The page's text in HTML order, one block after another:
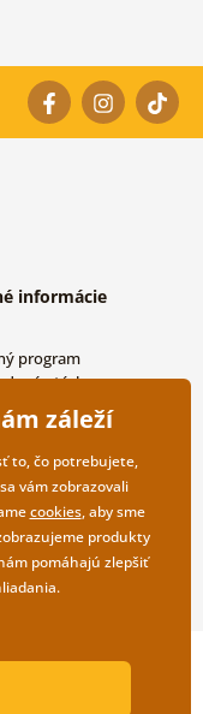
informácie
program
otázky
spolupráca
vytvorila
záleží
to, čo potrebujete,
vám zobrazovali
cookies, aby sme
produkty
pomáhajú zlepšiť